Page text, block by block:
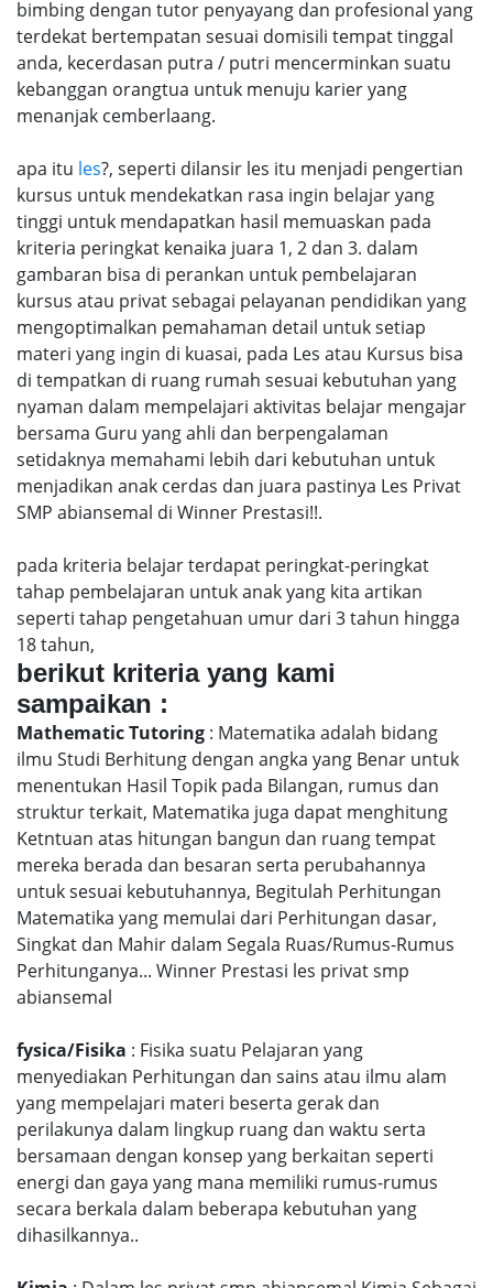
bimbing dengan tutor penyayang dan profesional yang
terdekat bertempatan sesuai domisili tempat tinggal
anda, kecerdasan putra / putri mencerminkan suatu
kebanggan orangtua untuk menuju karier yang
menanjak cemberlaang.
apa itu les?, seperti dilansir les itu menjadi pengertian
kursus untuk mendekatkan rasa ingin belajar yang
tinggi untuk mendapatkan hasil memuaskan pada
kriteria peringkat kenaika juara 1, 2 dan 3. dalam
gambaran bisa di perankan untuk pembelajaran
kursus atau privat sebagai pelayanan pendidikan yang
mengoptimalkan pemahaman detail untuk setiap
materi yang ingin di kuasai, pada Les atau Kursus bisa
di tempatkan di ruang rumah sesuai kebutuhan yang
nyaman dalam mempelajari aktivitas belajar mengajar
bersama Guru yang ahli dan berpengalaman
setidaknya memahami lebih dari kebutuhan untuk
menjadikan anak cerdas dan juara pastinya Les Privat
SMP abiansemal di Winner Prestasi!!.
pada kriteria belajar terdapat peringkat-peringkat
tahap pembelajaran untuk anak yang kita artikan
seperti tahap pengetahuan umur dari 3 tahun hingga
18 tahun,
berikut kriteria yang kami
sampaikan :
Mathematic Tutoring : Matematika adalah bidang
ilmu Studi Berhitung dengan angka yang Benar untuk
menentukan Hasil Topik pada Bilangan, rumus dan
struktur terkait, Matematika juga dapat menghitung
Ketntuan atas hitungan bangun dan ruang tempat
mereka berada dan besaran serta perubahannya
untuk sesuai kebutuhannya, Begitulah Perhitungan
Matematika yang memulai dari Perhitungan dasar,
Singkat dan Mahir dalam Segala Ruas/Rumus-Rumus
Perhitunganya... Winner Prestasi les privat smp
abiansemal
fysica/Fisika : Fisika suatu Pelajaran yang
menyediakan Perhitungan dan sains atau ilmu alam
yang mempelajari materi beserta gerak dan
perilakunya dalam lingkup ruang dan waktu serta
bersamaan dengan konsep yang berkaitan seperti
energi dan gaya yang mana memiliki rumus-rumus
secara berkala dalam beberapa kebutuhan yang
dihasilkannya..